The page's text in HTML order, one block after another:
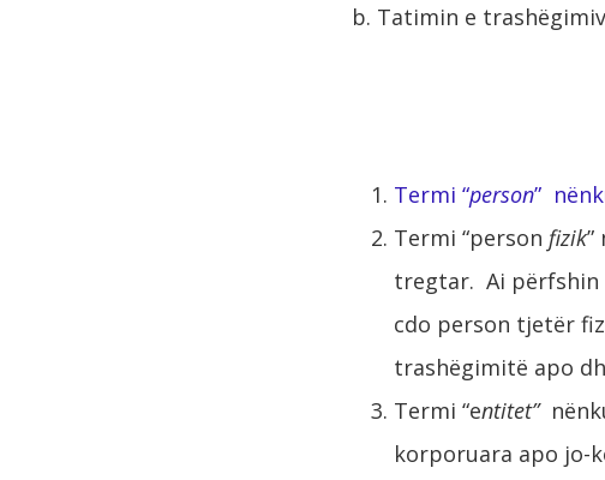
b. Tatimin e
Termi “person”
Termi “person fizik”
tregtar. Ai përfshin
cdo person tjetër
trashëgimitë apo
Termi “entitet”
korporuara apo jo-